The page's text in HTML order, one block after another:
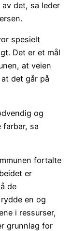
det, sa leder
spesielt
Det er et mål
at veien
det går på
og
sa
fortalte
er
de
en og
i ressurser,
grunnlag for